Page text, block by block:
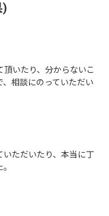
)
頂いたり、分からないこ
相談にのっていただい
ただいたり、本当に丁